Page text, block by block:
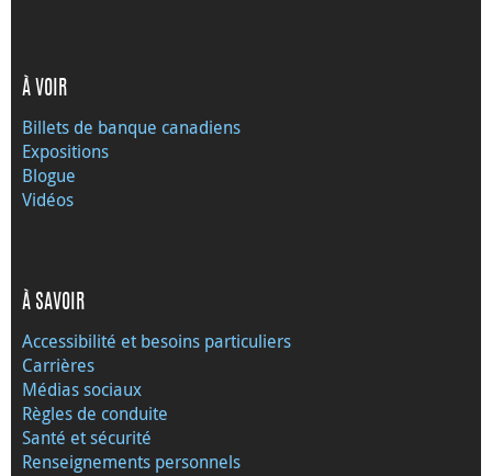
À VOIR
Billets de banque canadiens
Expositions
Blogue
Vidéos
À SAVOIR
Accessibilité et besoins particuliers
Carrières
Médias sociaux
Règles de conduite
Santé et sécurité
Renseignements personnels